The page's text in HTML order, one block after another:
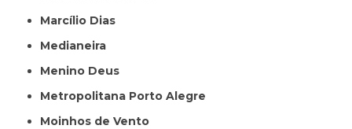
Marcílio Dias
Medianeira
Menino Deus
Metropolitana Porto Alegre
Moinhos de Vento